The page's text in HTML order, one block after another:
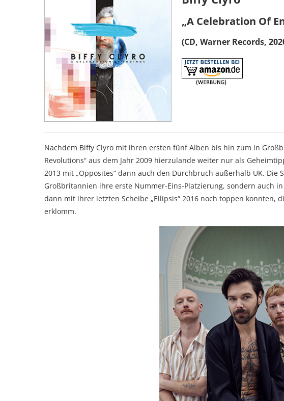
„A Celebration Of
(CD, Warner Records,
Nachdem Biffy Clyro mit ihren ersten fünf Alben bis hin zum in
Revolutions“ aus dem Jahr 2009 hierzulande weiter nur als
2013 mit „Opposites“ dann auch den Durchbruch außerhalb UK.
Großbritannien ihre erste Nummer-Eins-Platzierung, sondern auch
dann mit ihrer letzten Scheibe „Ellipsis“ 2016 noch toppen konnten,
erklomm.